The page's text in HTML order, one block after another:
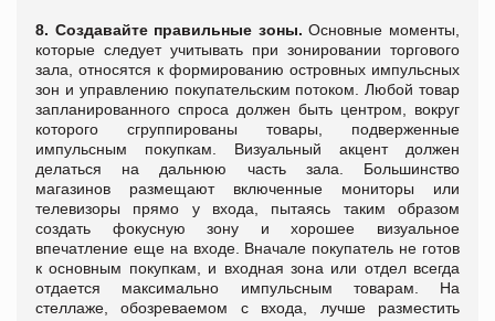
8. Создавайте правильные зоны. Основные моменты,
которые следует учитывать при зонировании торгового
зала, относятся к формированию островных импульсных
зон и управлению покупательским потоком. Любой товар
запланированного спроса должен быть центром, вокруг
которого сгруппированы товары, подверженные
импульсным покупкам. Визуальный акцент должен
делаться на дальнюю часть зала. Большинство
магазинов размещают включенные мониторы или
телевизоры прямо у входа, пытаясь таким образом
создать фокусную зону и хорошее визуальное
впечатление еще на входе. Вначале покупатель не готов
к основным покупкам, и входная зона или отдел всегда
отдается максимально импульсным товарам. На
стеллаже, обозреваемом с входа, лучше разместить